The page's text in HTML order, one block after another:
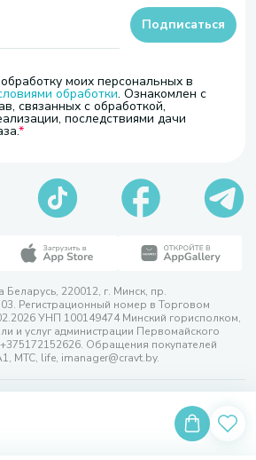
моих персональных в
обработки. Ознакомлен с
связанных с обработкой,
последствиями дачи
Подписаться
220012, г. Минск, пр.
Регистрационный номер в Торговом
УНП 100149474 Минский горисполком,
и услуг администрации Первомайского
Обращения покупателей
МТС, life, imanager@cravt.by.